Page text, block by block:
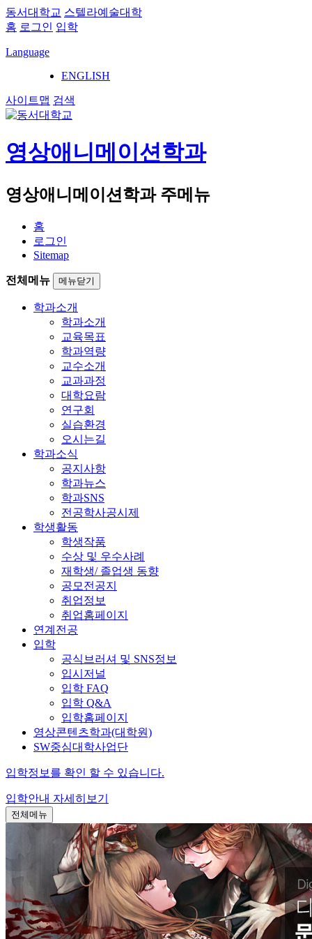
동서대학교 스텔라예술대학
홈 로그인 입학
Language
ENGLISH
사이트맵 검색
영상애니메이션학과
영상애니메이션학과 주메뉴
홈
로그인
Sitemap
전체메뉴 메뉴닫기
학과소개
학과소개
교육목표
학과역량
교수소개
교과과정
대학요람
연구회
실습환경
오시는길
학과소식
공지사항
학과뉴스
학과SNS
전공학사공시제
학생활동
학생작품
수상 및 우수사례
재학생/ 졸업생 동향
공모전공지
취업정보
취업홈페이지
연계전공
입학
공식브러셔 및 SNS정보
입시저널
입학 FAQ
입학 Q&A
입학홈페이지
영상콘텐츠학과(대학원)
SW중심대학사업단
입학정보를 확인 할 수 있습니다.
입학안내 자세히보기
전체메뉴